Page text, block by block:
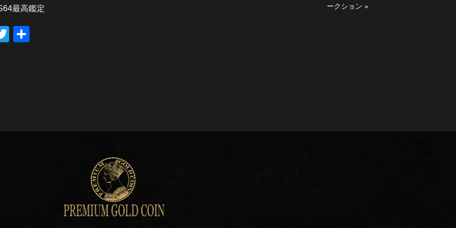
最高鑑定
ークション »
T